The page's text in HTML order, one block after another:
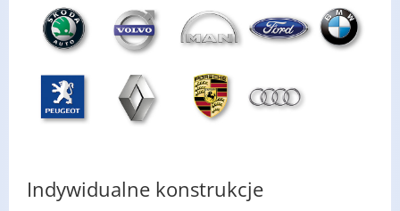
Indywidualne konstrukcje